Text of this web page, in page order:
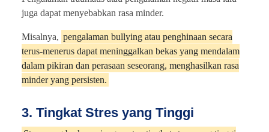
juga dapat menyebabkan rasa minder.
Misalnya, pengalaman bullying atau penghinaan secara
terus-menerus dapat meninggalkan bekas yang mendalam
dalam pikiran dan perasaan seseorang, menghasilkan rasa
minder yang persisten.
3. Tingkat Stres yang Tinggi